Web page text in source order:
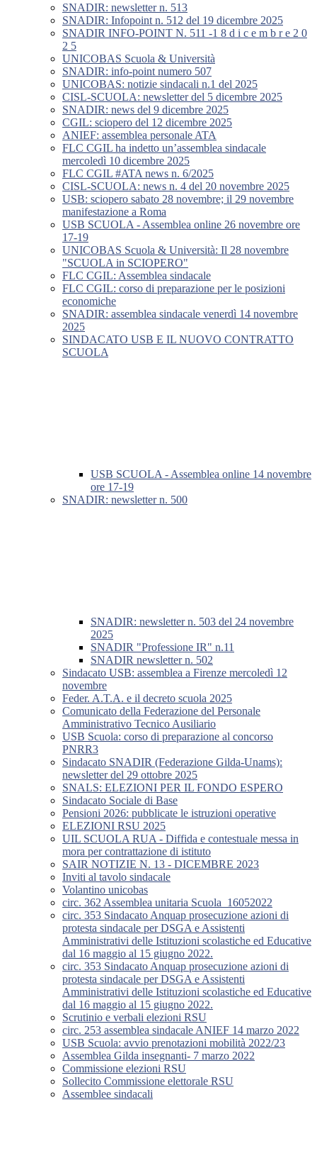
SNADIR: newsletter n. 513
SNADIR: Infopoint n. 512 del 19 dicembre 2025
SNADIR INFO-POINT N. 511 -1 8 d i c e m b r e 2 0
2 5
UNICOBAS Scuola & Università
SNADIR: info-point numero 507
UNICOBAS: notizie sindacali n.1 del 2025
CISL-SCUOLA: newsletter del 5 dicembre 2025
SNADIR: news del 9 dicembre 2025
CGIL: sciopero del 12 dicembre 2025
ANIEF: assemblea personale ATA
FLC CGIL ha indetto un’assemblea sindacale
mercoledì 10 dicembre 2025
FLC CGIL #ATA news n. 6/2025
CISL-SCUOLA: news n. 4 del 20 novembre 2025
USB: sciopero sabato 28 novembre; il 29 novembre
manifestazione a Roma
USB SCUOLA - Assemblea online 26 novembre ore
17-19
UNICOBAS Scuola & Università: Il 28 novembre
"SCUOLA in SCIOPERO"
FLC CGIL: Assemblea sindacale
FLC CGIL: corso di preparazione per le posizioni
economiche
SNADIR: assemblea sindacale venerdì 14 novembre
2025
SINDACATO USB E IL NUOVO CONTRATTO
SCUOLA
USB SCUOLA - Assemblea online 14 novembre
ore 17-19
SNADIR: newsletter n. 500
SNADIR: newsletter n. 503 del 24 novembre
2025
SNADIR "Professione IR" n.11
SNADIR newsletter n. 502
Sindacato USB: assemblea a Firenze mercoledì 12
novembre
Feder. A.T.A. e il decreto scuola 2025
Comunicato della Federazione del Personale
Amministrativo Tecnico Ausiliario
USB Scuola: corso di preparazione al concorso
PNRR3
Sindacato SNADIR (Federazione Gilda-Unams):
newsletter del 29 ottobre 2025
SNALS: ELEZIONI PER IL FONDO ESPERO
Sindacato Sociale di Base
Pensioni 2026: pubblicate le istruzioni operative
ELEZIONI RSU 2025
UIL SCUOLA RUA - Diffida e contestuale messa in
mora per contrattazione di istituto
SAIR NOTIZIE N. 13 - DICEMBRE 2023
Inviti al tavolo sindacale
Volantino unicobas
circ. 362 Assemblea unitaria Scuola_16052022
circ. 353 Sindacato Anquap prosecuzione azioni di
protesta sindacale per DSGA e Assistenti
Amministrativi delle Istituzioni scolastiche ed Educative
dal 16 maggio al 15 giugno 2022.
circ. 353 Sindacato Anquap prosecuzione azioni di
protesta sindacale per DSGA e Assistenti
Amministrativi delle Istituzioni scolastiche ed Educative
dal 16 maggio al 15 giugno 2022.
Scrutinio e verbali elezioni RSU
circ. 253 assemblea sindacale ANIEF 14 marzo 2022
USB Scuola: avvio prenotazioni mobilità 2022/23
Assemblea Gilda insegnanti- 7 marzo 2022
Commissione elezioni RSU
Sollecito Commissione elettorale RSU
Assemblee sindacali